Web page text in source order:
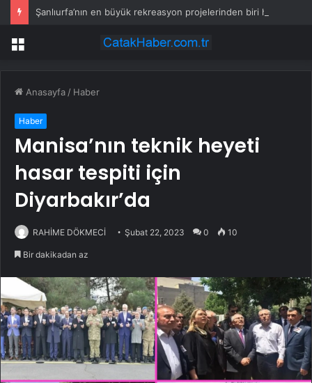
Menü
Anasayfa / Haber
Haber
Manisa’nın teknik heyeti
hasar tespiti için
Diyarbakır’da
RAHİME DÖKMECİ Şubat 22, 2023 0 10
Bir dakikadan az